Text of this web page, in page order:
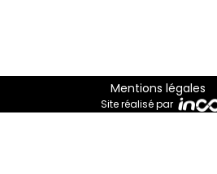
Mentions légales
Site réalisé par